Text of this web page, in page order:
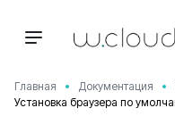
Главная Документация
Установка браузера по